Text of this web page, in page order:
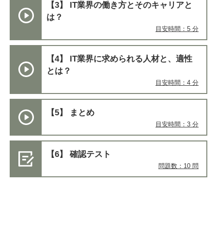
【3】 IT業界の働き方とそのキャリアと
は？​
目安時間：5 分
【4】 IT業界に求められる人材と、適性
とは？​
目安時間：4 分
【5】 まとめ
目安時間：3 分
【6】 確認テスト
問題数：10 問